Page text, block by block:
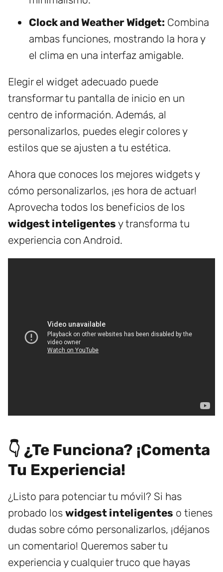
Clock and Weather Widget: Combina
ambas funciones, mostrando la hora y
el clima en una interfaz amigable.
Elegir el widget adecuado puede
transformar tu pantalla de inicio en un
centro de información. Además, al
personalizarlos, puedes elegir colores y
estilos que se ajusten a tu estética.
Ahora que conoces los mejores widgets y
cómo personalizarlos, ¡es hora de actuar!
Aprovecha todos los beneficios de los
widgest inteligentes y transforma tu
experiencia con Android.
👇 ¿Te Funciona? ¡Comenta
Tu Experiencia!
¿Listo para potenciar tu móvil? Si has
probado los widgest inteligentes o tienes
dudas sobre cómo personalizarlos, ¡déjanos
un comentario! Queremos saber tu
experiencia y cualquier truco que hayas